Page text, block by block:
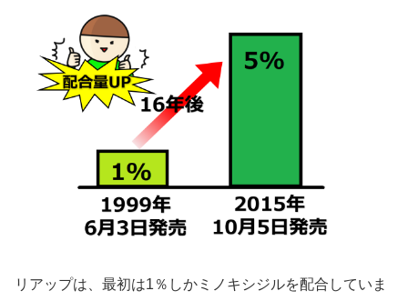
リアップは、最初は1％しかミノキシジルを配合していま